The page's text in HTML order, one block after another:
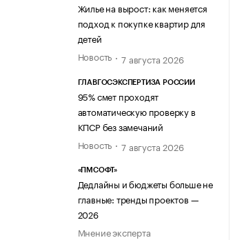
Жилье на вырост: как меняется
подход к покупке квартир для
детей
Новость
7 августа 2026
ГЛАВГОСЭКСПЕРТИЗА РОССИИ
95% смет проходят
автоматическую проверку в
КПСР без замечаний
Новость
7 августа 2026
«ПМСОФТ»
Дедлайны и бюджеты больше не
главные: тренды проектов —
2026
Мнение эксперта